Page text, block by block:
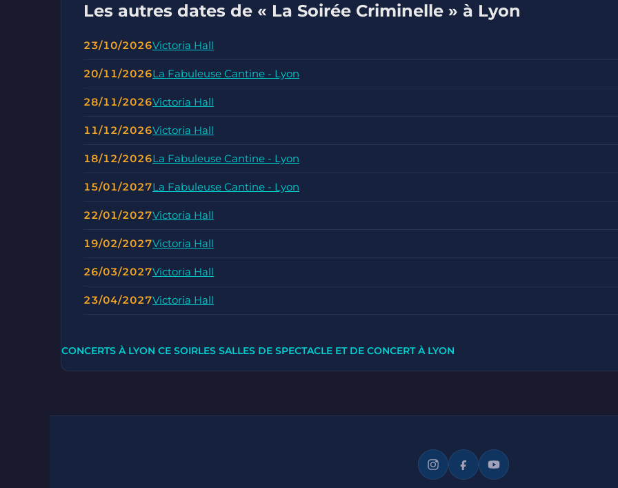
Les autres dates de « La Soirée Criminelle » à Lyon
23/10/2026Victoria Hall
20/11/2026La Fabuleuse Cantine - Lyon
28/11/2026Victoria Hall
11/12/2026Victoria Hall
18/12/2026La Fabuleuse Cantine - Lyon
15/01/2027La Fabuleuse Cantine - Lyon
22/01/2027Victoria Hall
19/02/2027Victoria Hall
26/03/2027Victoria Hall
23/04/2027Victoria Hall
CONCERTS À LYON CE SOIRLES SALLES DE SPECTACLE ET DE CONCERT À LYON